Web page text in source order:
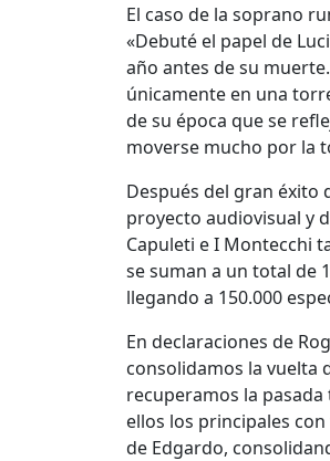
El caso de la soprano
«Debuté el papel de
año antes de su
únicamente en una
de su época que se
moverse mucho por la
Después del gran éxito
proyecto audiovisual y
Capuleti e I Montecchi
se suman a un total de
llegando a 150.000
En declaraciones de
consolidamos la vuelta
recuperamos la
ellos los principales
de Edgardo,